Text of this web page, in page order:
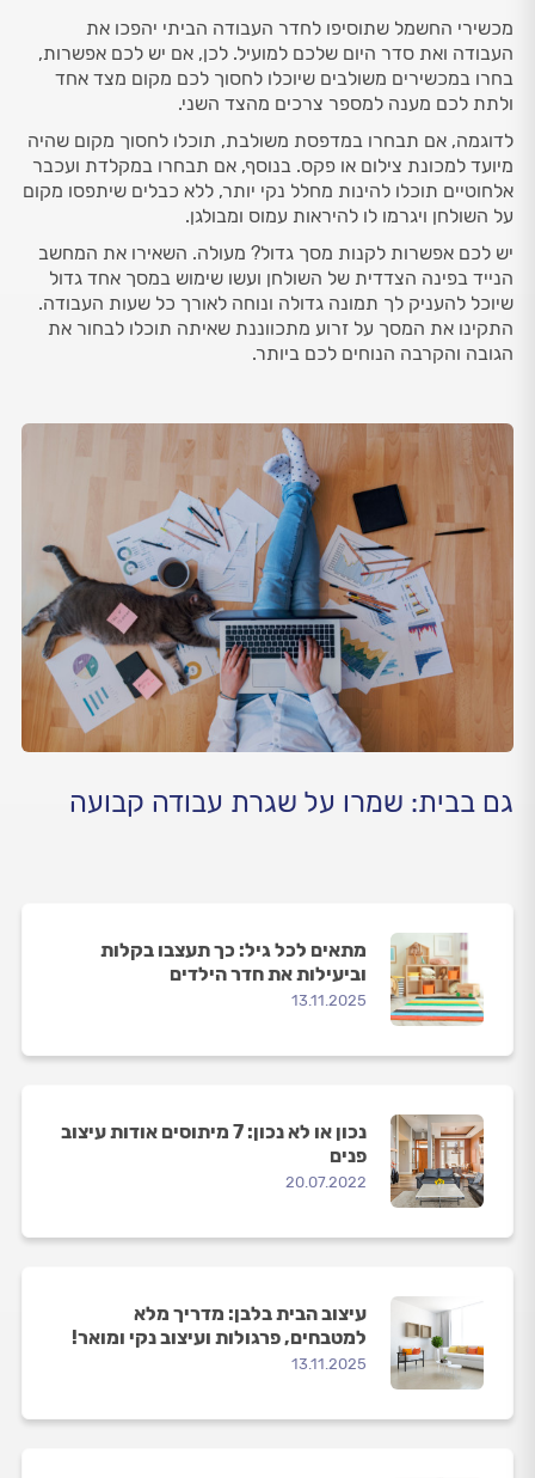
מכשירי החשמל שתוסיפו לחדר העבודה הביתי יהפכו את
העבודה ואת סדר היום שלכם למועיל. לכן, אם יש לכם אפשרות,
בחרו במכשירים משולבים שיוכלו לחסוך לכם מקום מצד אחד
ולתת לכם מענה למספר צרכים מהצד השני.
לדוגמה, אם תבחרו במדפסת משולבת, תוכלו לחסוך מקום שהיה
מיועד למכונת צילום או פקס. בנוסף, אם תבחרו במקלדת ועכבר
אלחוטיים תוכלו להינות מחלל נקי יותר, ללא כבלים שיתפסו מקום
על השולחן ויגרמו לו להיראות עמוס ומבולגן.
יש לכם אפשרות לקנות מסך גדול? מעולה. השאירו את המחשב
הנייד בפינה הצדדית של השולחן ועשו שימוש במסך אחד גדול
שיוכל להעניק לך תמונה גדולה ונוחה לאורך כל שעות העבודה.
התקינו את המסך על זרוע מתכווננת שאיתה תוכלו לבחור את
הגובה והקרבה הנוחים לכם ביותר.
גם בבית: שמרו על שגרת עבודה קבועה
מתאים לכל גיל: כך תעצבו בקלות
וביעילות את חדר הילדים
13.11.2025
נכון או לא נכון: 7 מיתוסים אודות עיצוב
פנים
20.07.2022
עיצוב הבית בלבן: מדריך מלא
למטבחים, פרגולות ועיצוב נקי ומואר!
13.11.2025